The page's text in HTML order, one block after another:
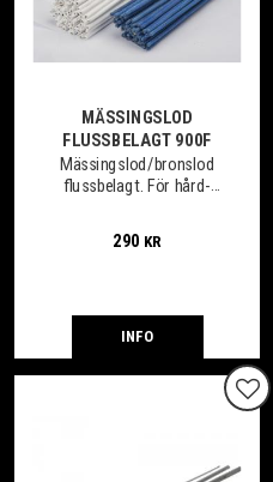
MÄSSINGSLOD
FLUSSBELAGT 900F
Mässingslod/bronslod
flussbelagt. För hård-
låglegerat stål samt viss
290 KR
INFO